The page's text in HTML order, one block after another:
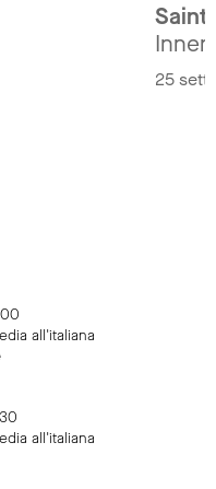
Saint
25
all'italiana
all'italiana